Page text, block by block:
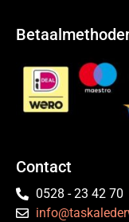
Contact
0528 - 23 42 70